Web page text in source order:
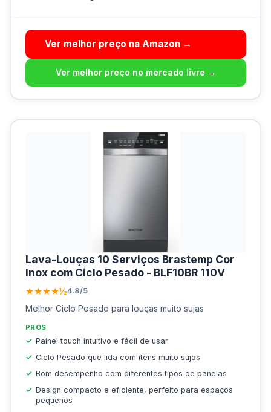
Ver melhor preço na Amazon →
Ver melhor preço no mercado livre →
Lava-Louças 10 Serviços Brastemp Cor
Inox com Ciclo Pesado - BLF10BR 110V
★★★★½4.8/5
Melhor Ciclo Pesado para louças muito sujas
PRÓS
Painel touch intuitivo e fácil de usar
Ciclo Pesado que lida com itens muito sujos
Bom desempenho com diferentes tipos de panelas
Design compacto e eficiente, perfeito para espaços
pequenos